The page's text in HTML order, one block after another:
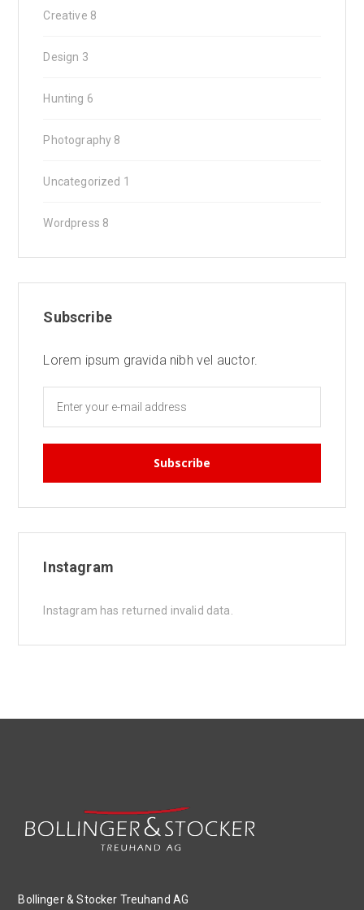
Creative 8
Design 3
Hunting 6
Photography 8
Uncategorized 1
Wordpress 8
Subscribe
Lorem ipsum gravida nibh vel auctor.
Instagram
Instagram has returned invalid data.
Bollinger & Stocker Treuhand AG